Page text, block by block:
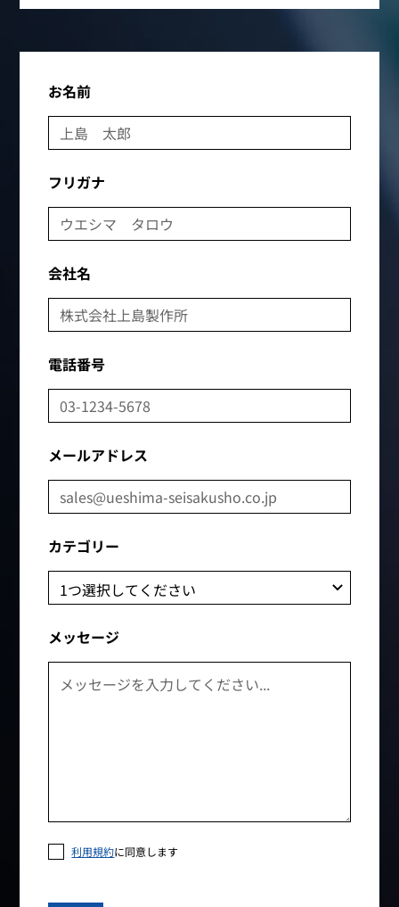
お名前
フリガナ
会社名
電話番号
メールアドレス
カテゴリー
メッセージ
利用規約に同意します